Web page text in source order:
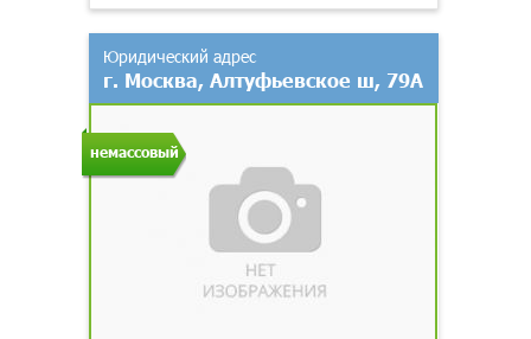
немассовый
Юридический адрес
г. Москва, Алтуфьевское ш, 79А